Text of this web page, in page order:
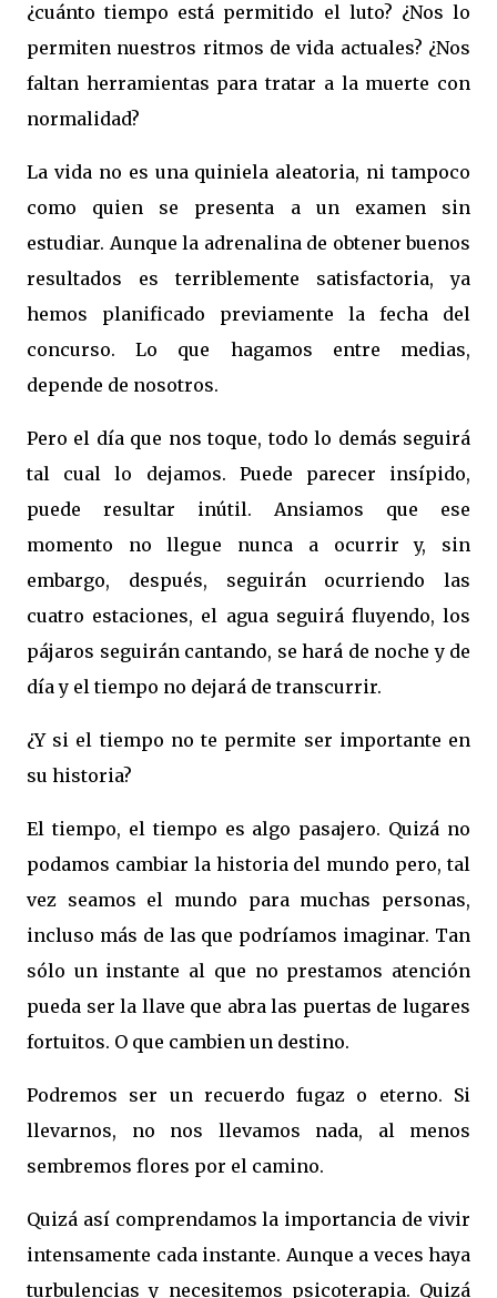
¿cuánto tiempo está permitido el luto? ¿Nos lo
permiten nuestros ritmos de vida actuales? ¿Nos
faltan herramientas para tratar a la muerte con
normalidad?
La vida no es una quiniela aleatoria, ni tampoco
como quien se presenta a un examen sin
estudiar. Aunque la adrenalina de obtener buenos
resultados es terriblemente satisfactoria, ya
hemos planificado previamente la fecha del
concurso. Lo que hagamos entre medias,
depende de nosotros.
Pero el día que nos toque, todo lo demás seguirá
tal cual lo dejamos. Puede parecer insípido,
puede resultar inútil. Ansiamos que ese
momento no llegue nunca a ocurrir y, sin
embargo, después, seguirán ocurriendo las
cuatro estaciones, el agua seguirá fluyendo, los
pájaros seguirán cantando, se hará de noche y de
día y el tiempo no dejará de transcurrir.
¿Y si el tiempo no te permite ser importante en
su historia?
El tiempo, el tiempo es algo pasajero. Quizá no
podamos cambiar la historia del mundo pero, tal
vez seamos el mundo para muchas personas,
incluso más de las que podríamos imaginar. Tan
sólo un instante al que no prestamos atención
pueda ser la llave que abra las puertas de lugares
fortuitos. O que cambien un destino.
Podremos ser un recuerdo fugaz o eterno. Si
llevarnos, no nos llevamos nada, al menos
sembremos flores por el camino.
Quizá así comprendamos la importancia de vivir
intensamente cada instante. Aunque a veces haya
turbulencias y necesitemos psicoterapia. Quizá